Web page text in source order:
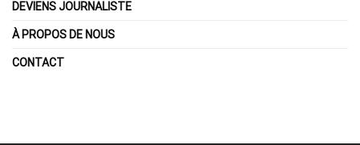
DEVIENS JOURNALISTE
À PROPOS DE NOUS
CONTACT